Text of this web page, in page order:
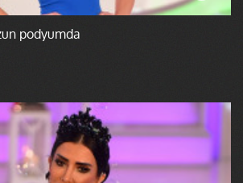
podyumda